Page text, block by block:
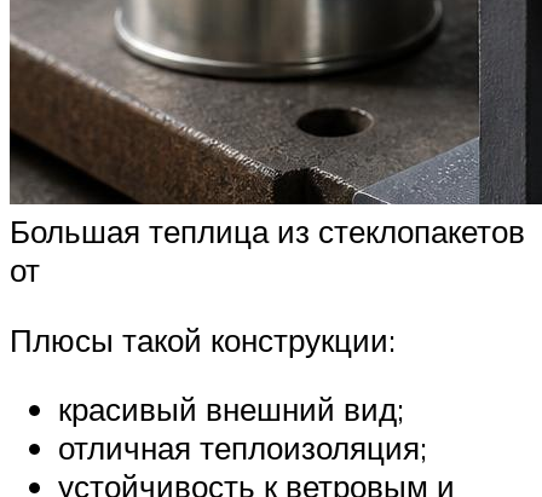
Большая теплица из стеклопакетов
от
Плюсы такой конструкции:
красивый внешний вид;
отличная теплоизоляция;
устойчивость к ветровым и